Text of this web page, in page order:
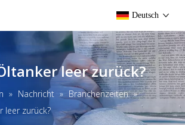
Deutsch
leer zurück?
» Nachricht » Branchenzeiten »
leer zurück?